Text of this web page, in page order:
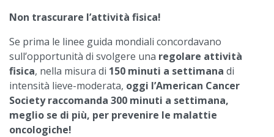
Non trascurare l’attività fisica!
Se prima le linee guida mondiali concordavano
sull’opportunità di svolgere una regolare attività
fisica, nella misura di 150 minuti a settimana di
intensità lieve-moderata, oggi l’American Cancer
Society raccomanda 300 minuti a settimana,
meglio se di più, per prevenire le malattie
oncologiche!